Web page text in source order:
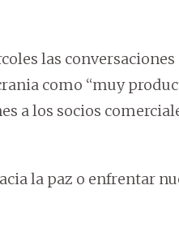
las conversaciones
como “muy
a los socios
la paz o enfrentar